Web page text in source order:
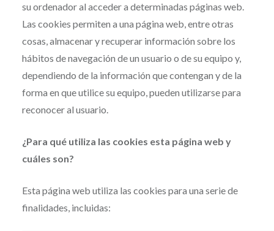
su ordenador al acceder a determinadas páginas web.
Las cookies permiten a una página web, entre otras
cosas, almacenar y recuperar información sobre los
hábitos de navegación de un usuario o de su equipo y,
dependiendo de la información que contengan y de la
forma en que utilice su equipo, pueden utilizarse para
reconocer al usuario.
¿Para qué utiliza las cookies esta página web y
cuáles son?
Esta página web utiliza las cookies para una serie de
finalidades, incluidas: